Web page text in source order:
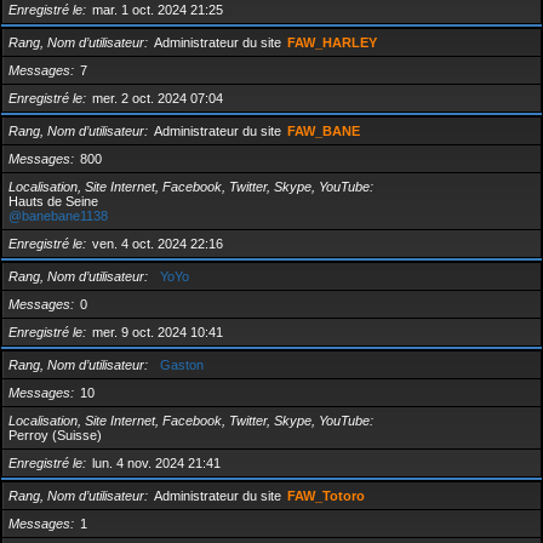
Enregistré le
mar. 1 oct. 2024 21:25
Rang, Nom d’utilisateur Administrateur du site FAW_HARLEY
Messages
7
Enregistré le
mer. 2 oct. 2024 07:04
Rang, Nom d’utilisateur Administrateur du site FAW_BANE
Messages
800
Localisation, Site Internet, Facebook, Twitter, Skype, YouTube
Hauts de Seine
@banebane1138
Enregistré le
ven. 4 oct. 2024 22:16
Rang, Nom d’utilisateur
YoYo
Messages
0
Enregistré le
mer. 9 oct. 2024 10:41
Rang, Nom d’utilisateur
Gaston
Messages
10
Localisation, Site Internet, Facebook, Twitter, Skype, YouTube
Perroy (Suisse)
Enregistré le
lun. 4 nov. 2024 21:41
Rang, Nom d’utilisateur Administrateur du site FAW_Totoro
Messages
1